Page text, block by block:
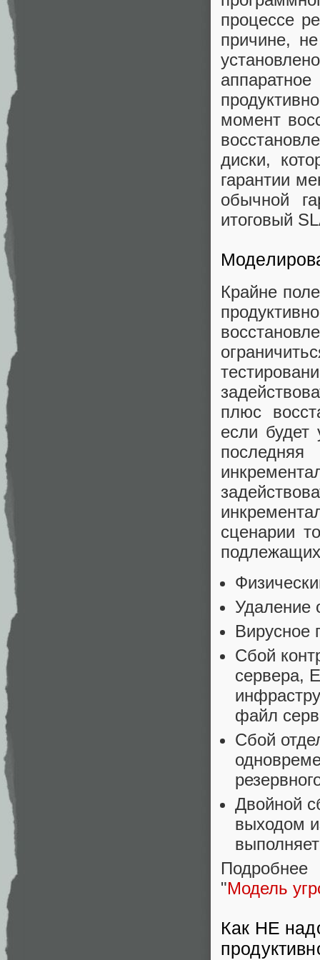
процессе
причине,
момент
диски,
гарантии
обычной
итоговый
Крайне
плюс
если
сценарии
Удаление
Вирусное
Сбой
сервера,
файл
Сбой
Двойной
выходом
"Модель
Как НЕ